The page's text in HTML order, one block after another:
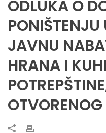
ODLUKA O
JAVNU
HRANA I